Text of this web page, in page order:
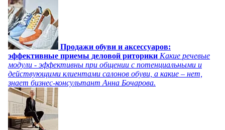
Продажи обуви и аксессуаров:
эффективные приемы деловой риторики Какие речевые
модули - эффективны при общении с потенциальными и
действующими клиентами салонов обуви, а какие – нет,
знает бизнес-консультант Анна Бочарова.